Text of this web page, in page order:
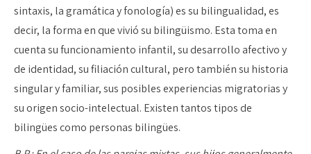
sintaxis, la gramática y fonología) es su bilingualidad, es
decir, la forma en que vivió su bilingüismo. Esta toma en
cuenta su funcionamiento infantil, su desarrollo afectivo y
de identidad, su filiación cultural, pero también su historia
singular y familiar, sus posibles experiencias migratorias y
su origen socio-intelectual. Existen tantos tipos de
bilingües como personas bilingües.